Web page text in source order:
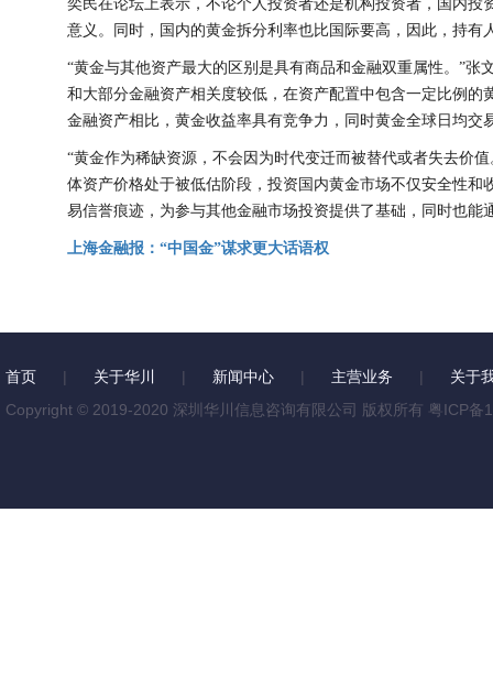
奕民在论坛上表示，不论个人投资者还是机构投资者，国内
意义。同时，国内的黄金拆分利率也比国际要高，因此，持
“黄金与其他资产最大的区别是具有商品和金融双重属性。”
和大部分金融资产相关度较低，在资产配置中包含一定比例
金融资产相比，黄金收益率具有竞争力，同时黄金全球日均交
“黄金作为稀缺资源，不会因为时代变迁而被替代或者失去价
体资产价格处于被低估阶段，投资国内黄金市场不仅安全性
易信誉痕迹，为参与其他金融市场投资提供了基础，同时也
上海金融报：“中国金”谋求更大话语权
首页 | 关于华川 | 新闻中心 | 主营业务 |
关于
Copyright © 2019-2020 深圳华川信息咨询有限公司 版权所有 粤ICP备